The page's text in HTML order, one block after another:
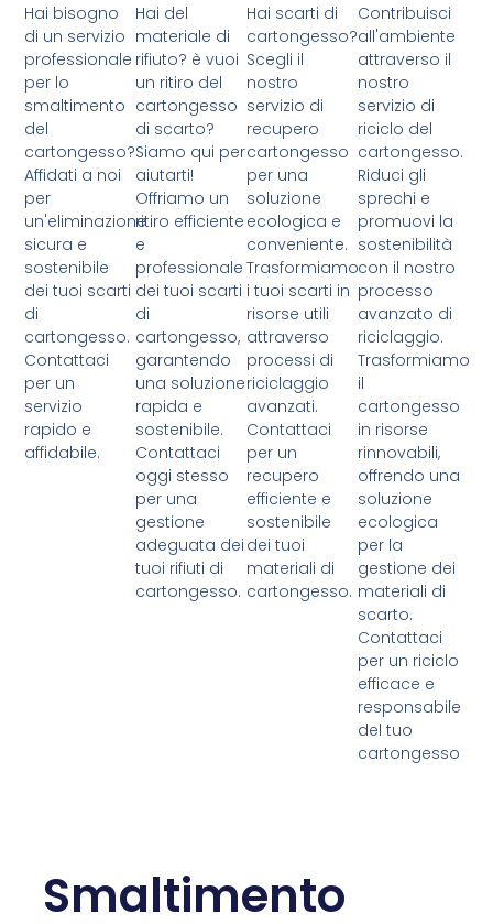
Hai bisogno
di un servizio
professionale
per lo
smaltimento
del
cartongesso?
Affidati a noi
per
un'eliminazione
sicura e
sostenibile
dei tuoi scarti
di
cartongesso.
Contattaci
per un
servizio
rapido e
affidabile.
Hai del
materiale di
rifiuto? è vuoi
un ritiro del
cartongesso
di scarto?
Siamo qui per
aiutarti!
Offriamo un
ritiro efficiente
e
professionale
dei tuoi scarti
di
cartongesso,
garantendo
una soluzione
rapida e
sostenibile.
Contattaci
oggi stesso
per una
gestione
adeguata dei
tuoi rifiuti di
cartongesso.
Hai scarti di
cartongesso?
Scegli il
nostro
servizio di
recupero
cartongesso
per una
soluzione
ecologica e
conveniente.
Trasformiamo
i tuoi scarti in
risorse utili
attraverso
processi di
riciclaggio
avanzati.
Contattaci
per un
recupero
efficiente e
sostenibile
dei tuoi
materiali di
cartongesso.
Contribuisci
all'ambiente
attraverso il
nostro
servizio di
riciclo del
cartongesso.
Riduci gli
sprechi e
promuovi la
sostenibilità
con il nostro
processo
avanzato di
riciclaggio.
Trasformiamo
il
cartongesso
in risorse
rinnovabili,
offrendo una
soluzione
ecologica
per la
gestione dei
materiali di
scarto.
Contattaci
per un riciclo
efficace e
responsabile
del tuo
cartongesso
Smaltimento